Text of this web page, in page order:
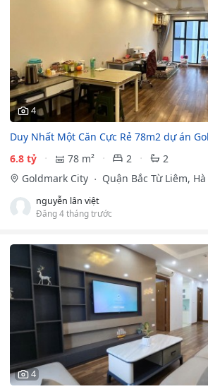
4
Duy Nhất Một Căn Cực Rẻ 78m2 dự án
6.8 tỷ
78 m² 2
2
Goldmark City
Quận Bắc Từ Liêm,
nguyễn lân việt
Đăng 4 tháng trước
4